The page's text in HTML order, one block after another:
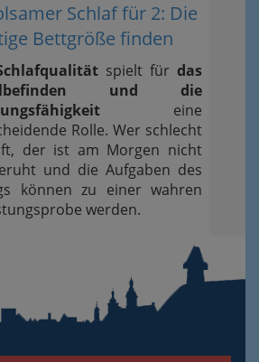
Schlaf für 2: Die
Bettgröße finden
spielt für das
und die
eine
Rolle. Wer schlecht
der ist am Morgen nicht
und die Aufgaben des
können zu einer wahren
werden.